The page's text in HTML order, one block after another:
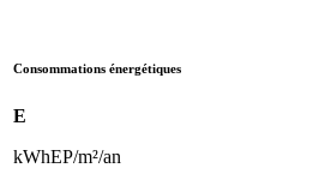
Consommations énergétiques
E
kWhEP/m²/an